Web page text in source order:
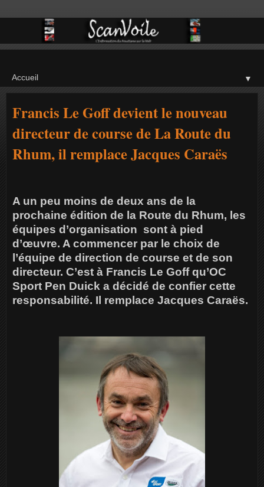
▼
Francis Le Goff devient le nouveau
directeur de course de La Route du
Rhum, il remplace Jacques Caraës
A un peu moins de deux ans de la
prochaine édition de la Route du Rhum, les
équipes d’organisation sont à pied
d’œuvre. A commencer par le choix de
l’équipe de direction de course et de son
directeur. C’est à Francis Le Goff qu’OC
Sport Pen Duick a décidé de confier cette
responsabilité. Il remplace Jacques Caraës.